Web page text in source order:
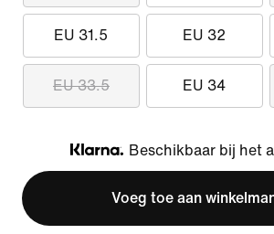
EU 31.5 EU 32
EU 33.5 EU 34
Klarna
Beschikbaar bij het
Voeg toe aan